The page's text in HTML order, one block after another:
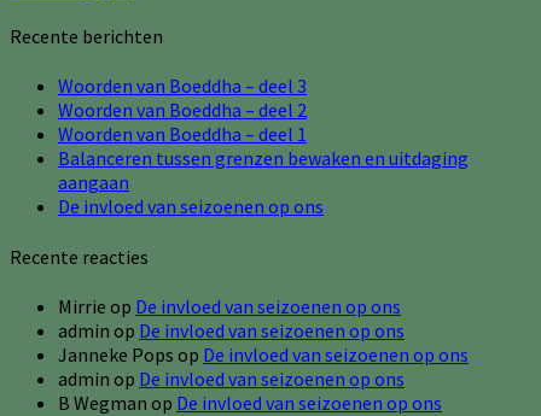
Recente berichten
Woorden van Boeddha – deel 3
Woorden van Boeddha – deel 2
Woorden van Boeddha – deel 1
Balanceren tussen grenzen bewaken en uitdaging
aangaan
De invloed van seizoenen op ons
Recente reacties
Mirrie op De invloed van seizoenen op ons
admin op De invloed van seizoenen op ons
Janneke Pops op De invloed van seizoenen op ons
admin op De invloed van seizoenen op ons
B Wegman op De invloed van seizoenen op ons